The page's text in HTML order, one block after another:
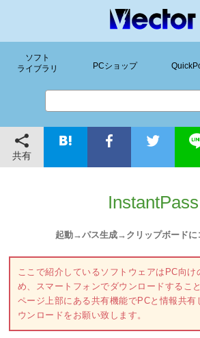
ソフト
ライブラリ
PCショップ
共有
InstantPass
起動→パス生成→クリップボード
ここで紹介しているソフトウェアはPC向け
め、スマートフォンでダウンロードするこ
ページ上部にある共有機能でPCと情報共有
ウンロードをお願い致します。